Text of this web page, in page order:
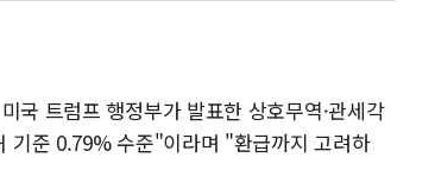
한상협, 업계 개인정보 보안 새판 짠다…'자율규제단체' 타진
국 트럼프 행정부가 발표한 상호무역·관세각
기준 0.79% 수준"이라며 "환급까지 고려하